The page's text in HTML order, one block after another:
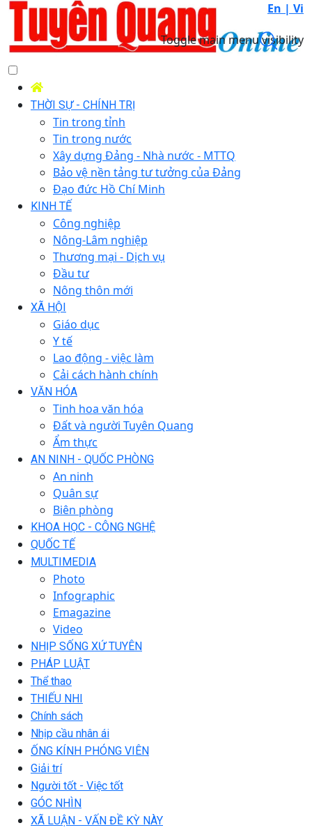
En | Vi
Toggle main menu visibility
THỜI SỰ - CHÍNH TRỊ
Tin trong tỉnh
Tin trong nước
Xây dựng Đảng - Nhà nước - MTTQ
Bảo vệ nền tảng tư tưởng của Đảng
Đạo đức Hồ Chí Minh
KINH TẾ
Công nghiệp
Nông-Lâm nghiệp
Thương mại - Dịch vụ
Đầu tư
Nông thôn mới
XÃ HỘI
Giáo dục
Y tế
Lao động - việc làm
Cải cách hành chính
VĂN HÓA
Tinh hoa văn hóa
Đất và người Tuyên Quang
Ẩm thực
AN NINH - QUỐC PHÒNG
An ninh
Quân sự
Biên phòng
KHOA HỌC - CÔNG NGHỆ
QUỐC TẾ
MULTIMEDIA
Photo
Infographic
Emagazine
Video
NHỊP SỐNG XỨ TUYÊN
PHÁP LUẬT
Thể thao
THIẾU NHI
Chính sách
Nhịp cầu nhân ái
ỐNG KÍNH PHÓNG VIÊN
Giải trí
Người tốt - Việc tốt
GÓC NHÌN
XÃ LUẬN - VẤN ĐỀ KỲ NÀY